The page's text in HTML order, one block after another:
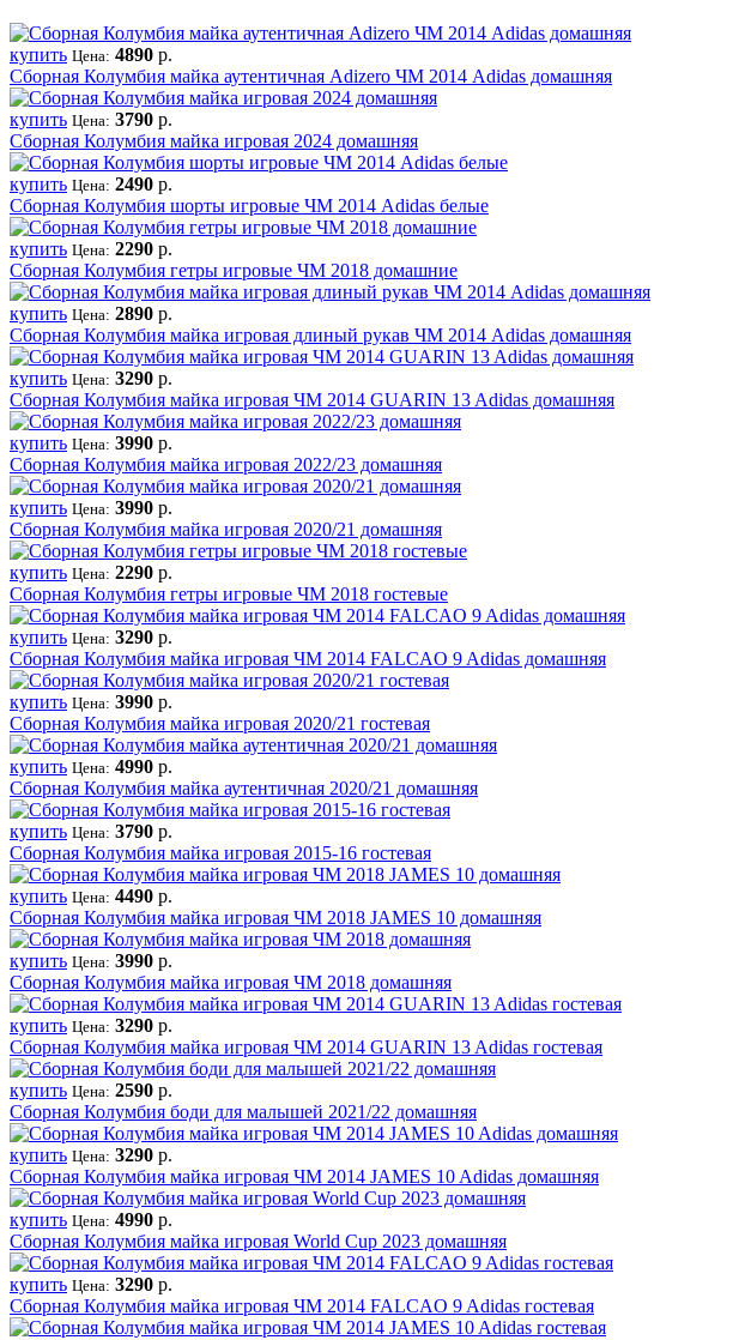
купить Цена: 4890 р.
Сборная Колумбия майка аутентичная Adizero ЧМ 2014 Adidas домашняя
купить Цена: 3790 р.
Сборная Колумбия майка игровая 2024 домашняя
купить Цена: 2490 р.
Сборная Колумбия шорты игровые ЧМ 2014 Adidas белые
купить Цена: 2290 р.
Сборная Колумбия гетры игровые ЧМ 2018 домашние
купить Цена: 2890 р.
Сборная Колумбия майка игровая длиный рукав ЧМ 2014 Adidas домашняя
купить Цена: 3290 р.
Сборная Колумбия майка игровая ЧМ 2014 GUARIN 13 Adidas домашняя
купить Цена: 3990 р.
Сборная Колумбия майка игровая 2022/23 домашняя
купить Цена: 3990 р.
Сборная Колумбия майка игровая 2020/21 домашняя
купить Цена: 2290 р.
Сборная Колумбия гетры игровые ЧМ 2018 гостевые
купить Цена: 3290 р.
Сборная Колумбия майка игровая ЧМ 2014 FALCAO 9 Adidas домашняя
купить Цена: 3990 р.
Сборная Колумбия майка игровая 2020/21 гостевая
купить Цена: 4990 р.
Сборная Колумбия майка аутентичная 2020/21 домашняя
купить Цена: 3790 р.
Сборная Колумбия майка игровая 2015-16 гостевая
купить Цена: 4490 р.
Сборная Колумбия майка игровая ЧМ 2018 JAMES 10 домашняя
купить Цена: 3990 р.
Сборная Колумбия майка игровая ЧМ 2018 домашняя
купить Цена: 3290 р.
Сборная Колумбия майка игровая ЧМ 2014 GUARIN 13 Adidas гостевая
купить Цена: 2590 р.
Сборная Колумбия боди для малышей 2021/22 домашняя
купить Цена: 3290 р.
Сборная Колумбия майка игровая ЧМ 2014 JAMES 10 Adidas домашняя
купить Цена: 4990 р.
Сборная Колумбия майка игровая World Cup 2023 домашняя
купить Цена: 3290 р.
Сборная Колумбия майка игровая ЧМ 2014 FALCAO 9 Adidas гостевая